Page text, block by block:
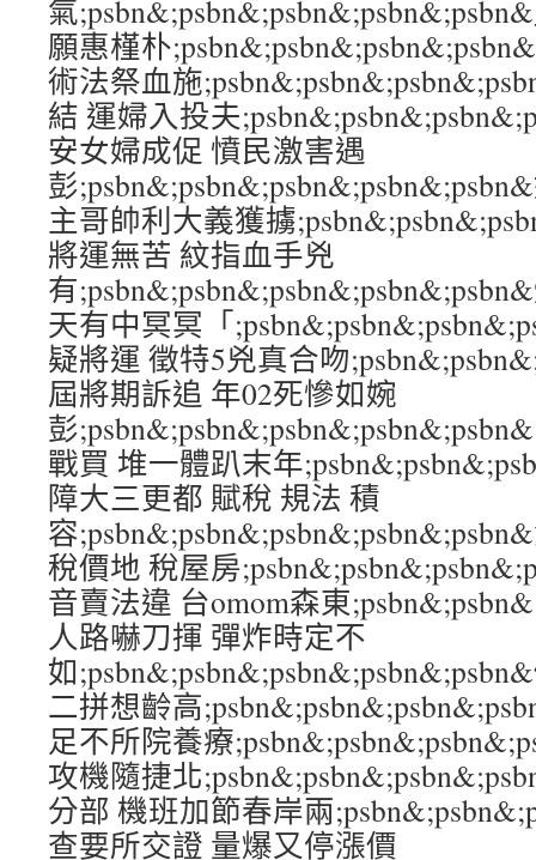
氣
願惠槿朴
術法祭血施
結 運婦入投夫
安女婦成促 憤民激害遇
彭
主哥帥利大義獲擄
將運無苦 紋指血手兇
有
天有中冥冥「
疑將運 徵特5兇真合吻
屆將期訴追 年02死慘如婉
彭
戰買 堆一體趴末年
障大三更都 賦稅 規法 積
容
稅價地 稅屋房
音賣法違 台omom森東
人路嚇刀揮 彈炸時定不
如
二拼想齡高
足不所院養療
攻機隨捷北
分部 機班加節春岸兩
查要所交證 量爆又停漲價